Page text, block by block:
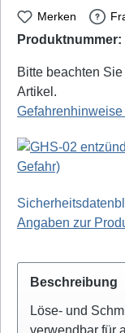
Merken
Produktnummer:
Bitte beachten
Artikel.
Gefahrenhinweise
Angaben zur
Beschreibung
Löse- und
verwendbar für